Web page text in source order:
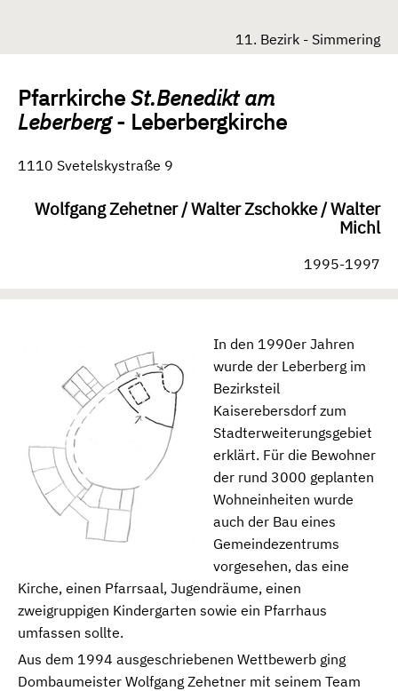
11. Bezirk - Simmering
PfarrkircheSt.Benedikt am
Leberberg- Leberbergkirche
1110 Svetelskystraße 9
Wolfgang Zehetner / Walter Zschokke / Walter
Michl
1995-1997
In den 1990er Jahren
wurde der Leberberg im
Bezirksteil
Kaiserebersdorf zum
Stadterweiterungsgebiet
erklärt. Für die Bewohner
der rund 3000 geplanten
Wohneinheiten wurde
auch der Bau eines
Gemeindezentrums
vorgesehen, das eine
Kirche, einen Pfarrsaal, Jugendräume, einen
zweigruppigen Kindergarten sowie ein Pfarrhaus
umfassen sollte.
Aus dem 1994 ausgeschriebenen Wettbewerb ging
Dombaumeister Wolfgang Zehetner mit seinem Team